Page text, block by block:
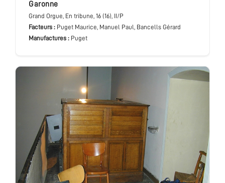
Garonne
Grand Orgue, En tribune, 16 (16), II/P
Facteurs : Puget Maurice, Manuel Paul, Bancells Gérard
Manufactures : Puget